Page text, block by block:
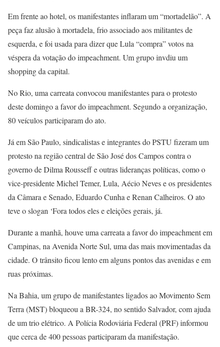
Em frente ao hotel, os manifestantes inflaram um “mortadelão”. A
peça faz alusão à mortadela, frio associado aos militantes de
esquerda, e foi usada para dizer que Lula “compra” votos na
véspera da votação do impeachment. Um grupo invdiu um
shopping da capital.
No Rio, uma carreata convocou manifestantes para o protesto
deste domingo a favor do impeachment. Segundo a organização,
80 veículos participaram do ato.
Já em São Paulo, sindicalistas e integrantes do PSTU fizeram um
protesto na região central de São José dos Campos contra o
governo de Dilma Rousseff e outras lideranças políticas, como o
vice-presidente Michel Temer, Lula, Aécio Neves e os presidentes
da Câmara e Senado, Eduardo Cunha e Renan Calheiros. O ato
teve o slogan ‘Fora todos eles e eleições gerais, já.
Durante a manhã, houve uma carreata a favor do impeachment em
Campinas, na Avenida Norte Sul, uma das mais movimentadas da
cidade. O trânsito ficou lento em alguns pontos das avenidas e em
ruas próximas.
Na Bahia, um grupo de manifestantes ligados ao Movimento Sem
Terra (MST) bloqueou a BR-324, no sentido Salvador, com ajuda
de um trio elétrico. A Polícia Rodoviária Federal (PRF) informou
que cerca de 400 pessoas participaram da manifestação.